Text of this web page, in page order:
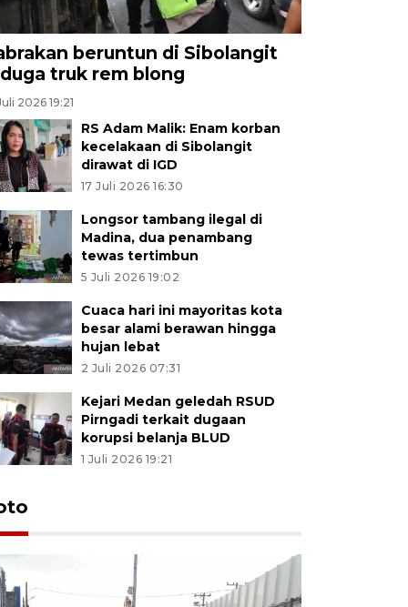
beruntun di Sibolangit
truk rem blong
2026 19:21
RS Adam Malik: Enam korban
kecelakaan di Sibolangit
dirawat di IGD
17 Juli 2026 16:30
Longsor tambang ilegal di
Madina, dua penambang
tewas tertimbun
5 Juli 2026 19:02
Cuaca hari ini mayoritas kota
besar alami berawan hingga
hujan lebat
2 Juli 2026 07:31
Kejari Medan geledah RSUD
Pirngadi terkait dugaan
korupsi belanja BLUD
1 Juli 2026 19:21